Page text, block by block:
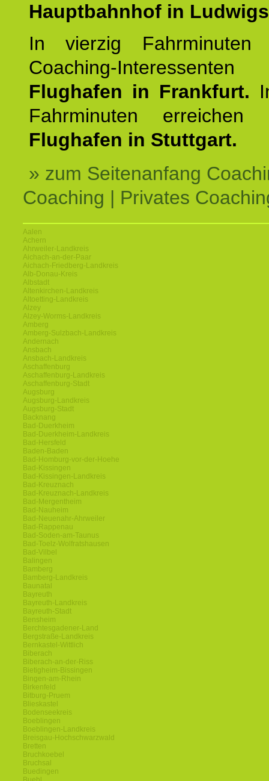
Hauptbahnhof in
In vierzig Fahrminuten
Coaching-
Flughafen in Frankfurt.
Fahrminuten
Flughafen in Stuttgart.
» zum Seitenanfang
Coaching | Privates
Aalen
Achern
Ahrweiler-Landkreis
Aichach-an-der-Paar
Aichach-Friedberg-Landkreis
Alb-Donau-Kreis
Albstadt
Altenkirchen-Landkreis
Altoetting-Landkreis
Alzey
Alzey-Worms-Landkreis
Amberg
Amberg-Sulzbach-Landkreis
Andernach
Ansbach
Ansbach-Landkreis
Aschaffenburg
Aschaffenburg-Landkreis
Aschaffenburg-Stadt
Augsburg
Augsburg-Landkreis
Augsburg-Stadt
Backnang
Bad-Duerkheim
Bad-Duerkheim-Landkreis
Bad-Hersfeld
Baden-Baden
Bad-Homburg-vor-der-Hoehe
Bad-Kissingen
Bad-Kissingen-Landkreis
Bad-Kreuznach
Bad-Kreuznach-Landkreis
Bad-Mergentheim
Bad-Nauheim
Bad-Neuenahr-Ahrweiler
Bad-Rappenau
Bad-Soden-am-Taunus
Bad-Toelz-Wolfratshausen
Bad-Vilbel
Balingen
Bamberg
Bamberg-Landkreis
Baunatal
Bayreuth
Bayreuth-Landkreis
Bayreuth-Stadt
Bensheim
Berchtesgadener-Land
Bergstraße-Landkreis
Bernkastel-Wittlich
Biberach
Biberach-an-der-Riss
Bietigheim-Bissingen
Bingen-am-Rhein
Birkenfeld
Bitburg-Pruem
Blieskastel
Bodenseekreis
Boeblingen
Boeblingen-Landkreis
Breisgau-Hochschwarzwald
Bretten
Bruchkoebel
Bruchsal
Buedingen